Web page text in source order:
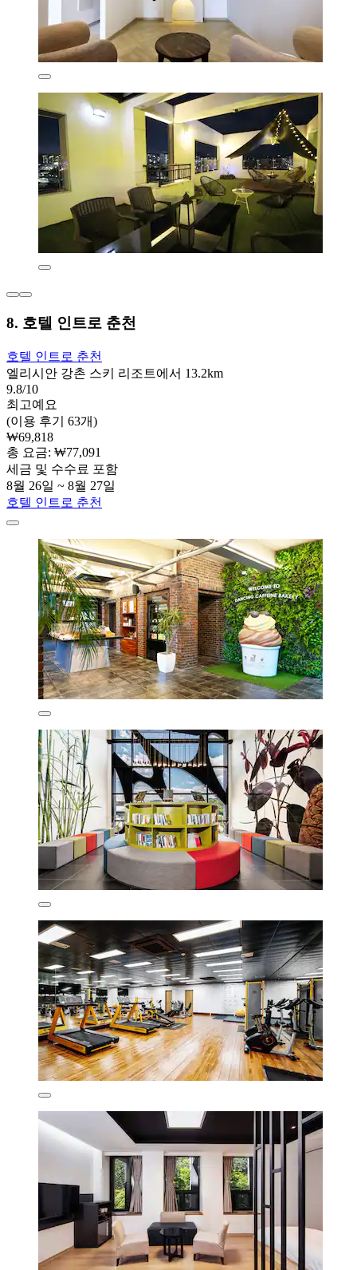
8. 호텔 인트로 춘천
호텔 인트로 춘천
엘리시안 강촌 스키 리조트에서 13.2km
9.8/10
최고예요
(이용 후기 63개)
₩69,818
총 요금: ₩77,091
세금 및 수수료 포함
8월 26일 ~ 8월 27일
호텔 인트로 춘천